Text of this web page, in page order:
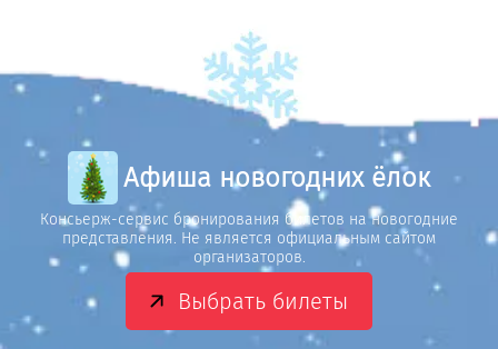
Афиша новогодних ёлок
Консьерж-сервис бронирования билетов на новогодние
представления. Не является официальным сайтом
организаторов.
Выбрать билеты